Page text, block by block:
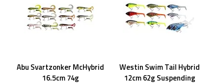
Abu Svartzonker McHybrid
16.5cm 74g
Westin Swim Tail Hybrid
12cm 62g Suspending